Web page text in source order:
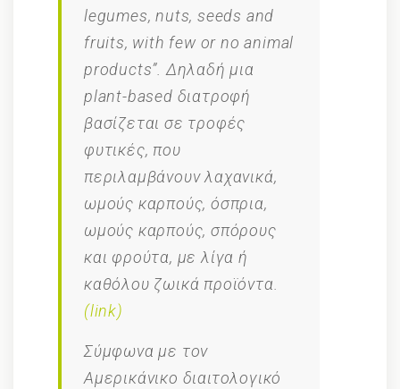
legumes, nuts, seeds and
fruits, with few or no animal
products”. Δηλαδή μια
plant-based διατροφή
βασίζεται σε τροφές
φυτικές, που
περιλαμβάνουν λαχανικά,
ωμούς καρπούς, όσπρια,
ωμούς καρπούς, σπόρους
και φρούτα, με λίγα ή
καθόλου ζωικά προϊόντα.
(link)
Σύμφωνα με τον
Αμερικάνικο διαιτολογικό